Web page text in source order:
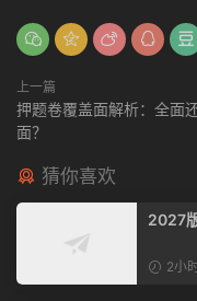
上一篇
押题卷覆盖面解析：全面
面？
猜你喜欢
2027
2小